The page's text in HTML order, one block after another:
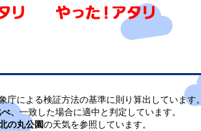
庁による検証方法の基準に則り算出しています。
、 一致した場合に適中と判定しています。
の丸公園の天気を参照しています。